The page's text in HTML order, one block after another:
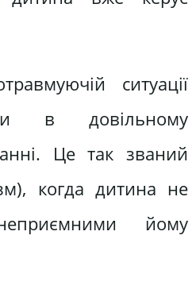
ситуації
в довільному
Це так званий
когда дитина не
йому